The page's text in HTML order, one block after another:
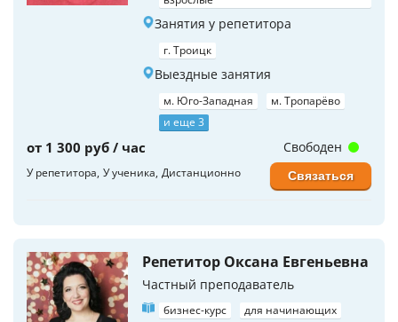
Занятия у репетитора
г. Троицк
Выездные занятия
м. Юго-Западная
м. Тропарёво
и еще 3
от 1 300 руб / час
У репетитора У ученика Дистанционно
Свободен
Связаться
Репетитор Оксана Евгеньевна
Частный преподаватель
бизнес-курс
для начинающих